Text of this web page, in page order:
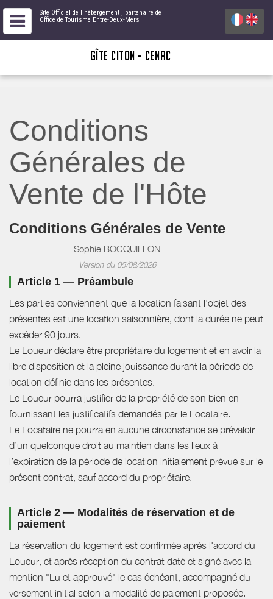
Site Officiel de l'hébergement , partenaire de
Office de Tourisme Entre-Deux-Mers
GÎTE CITON - CENAC
Conditions
Générales de
Vente de l'Hôte
Conditions Générales de Vente
Sophie BOCQUILLON
Version du 05/08/2026
Article 1 — Préambule
Les parties conviennent que la location faisant l'objet des
présentes est une location saisonnière, dont la durée ne peut
excéder 90 jours.
Le Loueur déclare être propriétaire du logement et en avoir la
libre disposition et la pleine jouissance durant la période de
location définie dans les présentes.
Le Loueur pourra justifier de la propriété de son bien en
fournissant les justificatifs demandés par le Locataire.
Le Locataire ne pourra en aucune circonstance se prévaloir
d’un quelconque droit au maintien dans les lieux à
l’expiration de la période de location initialement prévue sur le
présent contrat, sauf accord du propriétaire.
Article 2 — Modalités de réservation et de
paiement
La réservation du logement est confirmée après l'accord du
Loueur, et après réception du contrat daté et signé avec la
mention "Lu et approuvé" le cas échéant, accompagné du
versement initial selon la modalité de paiement proposée.